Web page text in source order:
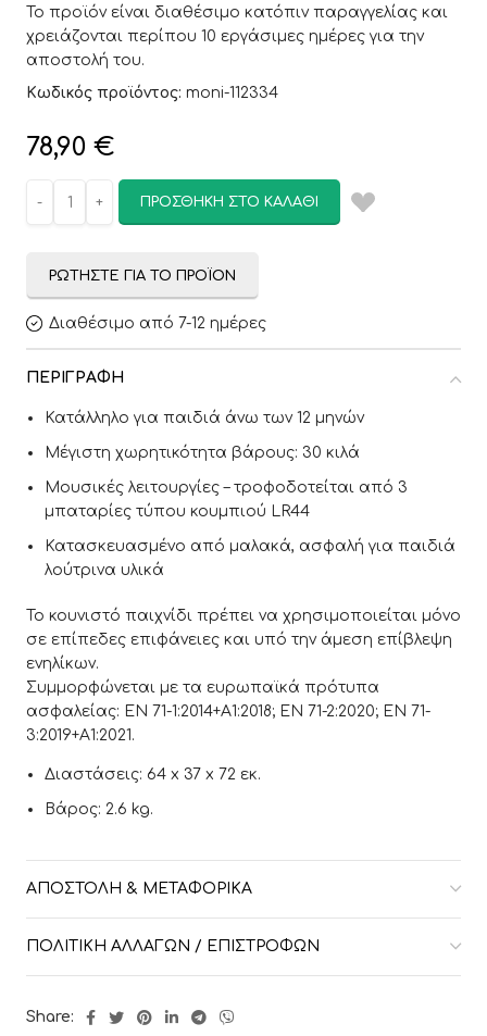
Το προϊόν είναι διαθέσιμο κατόπιν παραγγελίας και
χρειάζονται περίπου 10 εργάσιμες ημέρες για την
αποστολή του.
Κωδικός προϊόντος: moni-112334
78,90 €
ΠΡΟΣΘΉΚΗ ΣΤΟ ΚΑΛΆΘΙ
ΡΩΤΉΣΤΕ ΓΙΑ ΤΟ ΠΡΟΪΌΝ
Διαθέσιμο από 7-12 ημέρες
ΠΕΡΙΓΡΑΦΉ
Κατάλληλο για παιδιά άνω των 12 μηνών
Μέγιστη χωρητικότητα βάρους: 30 κιλά
Μουσικές λειτουργίες – τροφοδοτείται από 3
μπαταρίες τύπου κουμπιού LR44
Κατασκευασμένο από μαλακά, ασφαλή για παιδιά
λούτρινα υλικά
Το κουνιστό παιχνίδι πρέπει να χρησιμοποιείται μόνο
σε επίπεδες επιφάνειες και υπό την άμεση επίβλεψη
ενηλίκων.
Συμμορφώνεται με τα ευρωπαϊκά πρότυπα
ασφαλείας: EN 71-1:2014+A1:2018; EN 71-2:2020; EN 71-
3:2019+A1:2021.
Διαστάσεις: 64 x 37 x 72 εκ.
Βάρος: 2.6 kg.
ΑΠΟΣΤΟΛΉ & ΜΕΤΑΦΟΡΙΚΆ
ΠΟΛΙΤΙΚΉ ΑΛΛΑΓΏΝ / ΕΠΙΣΤΡΟΦΏΝ
Share: